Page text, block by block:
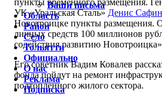
пункты временного размещения.
УК «Уральская Сталь»Денис
Новотроицке пункты размещения.
личных средств 100 миллионов
содействия развитию
Его советник Вадим Ковалев
фонда пойдут на ремонт
подтопленного жилого сектора.
Ваши письма
Область
Район
Село
Тольятти
Официально
О нас
Реклама
Подписка